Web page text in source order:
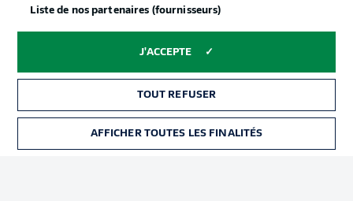
services
Mentions Légales Gérer mes préférences
Liste de nos partenaires (fournisseurs)
J'ACCEPTE
TOUT REFUSER
AFFICHER TOUTES LES FINALITÉS